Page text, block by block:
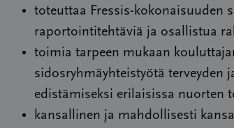
toteuttaa Fressis-kokonaisuuden
raportointitehtäviä ja osallistua
toimia tarpeen mukaan
sidosryhmäyhteistyötä terveyden
edistämiseksi erilaisissa nuorten
kansallinen ja mahdollisesti